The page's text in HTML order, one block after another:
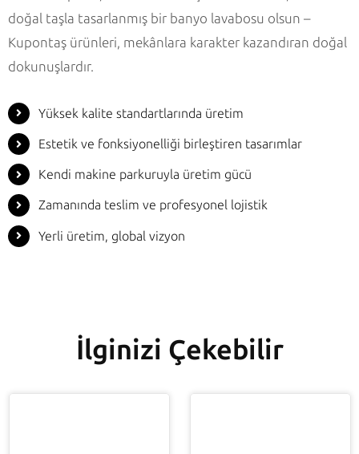
doğal taşla tasarlanmış bir banyo lavabosu olsun –
Kupontaş ürünleri, mekânlara karakter kazandıran doğal
dokunuşlardır.
Yüksek kalite standartlarında üretim
Estetik ve fonksiyonelliği birleştiren tasarımlar
Kendi makine parkuruyla üretim gücü
Zamanında teslim ve profesyonel lojistik
Yerli üretim, global vizyon
İlginizi Çekebilir